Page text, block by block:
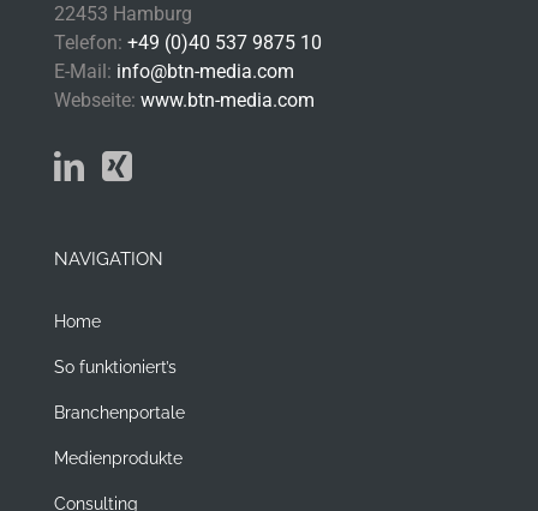
22453 Hamburg
Telefon: +49 (0)40 537 9875 10
E-Mail: info@btn-media.com
Webseite: www.btn-media.com
NAVIGATION
Home
So funktioniert’s
Branchenportale
Medienprodukte
Consulting